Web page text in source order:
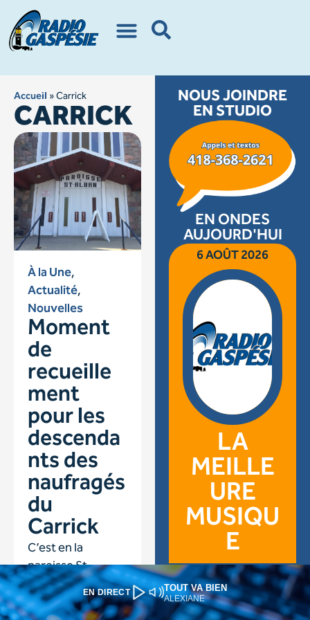
EN DIRECT TOUT VA BIEN
ALEXIANE